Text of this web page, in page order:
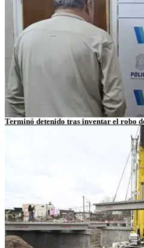
Terminó detenido tras inventar el robo